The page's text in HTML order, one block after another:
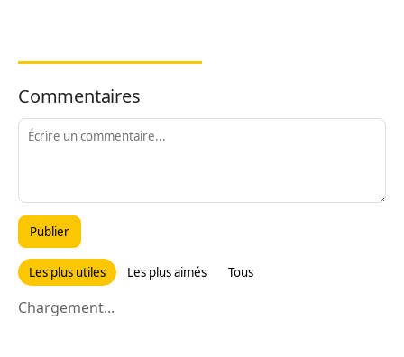
Commentaires
Publier
Les plus utiles Les plus aimés Tous
Chargement...